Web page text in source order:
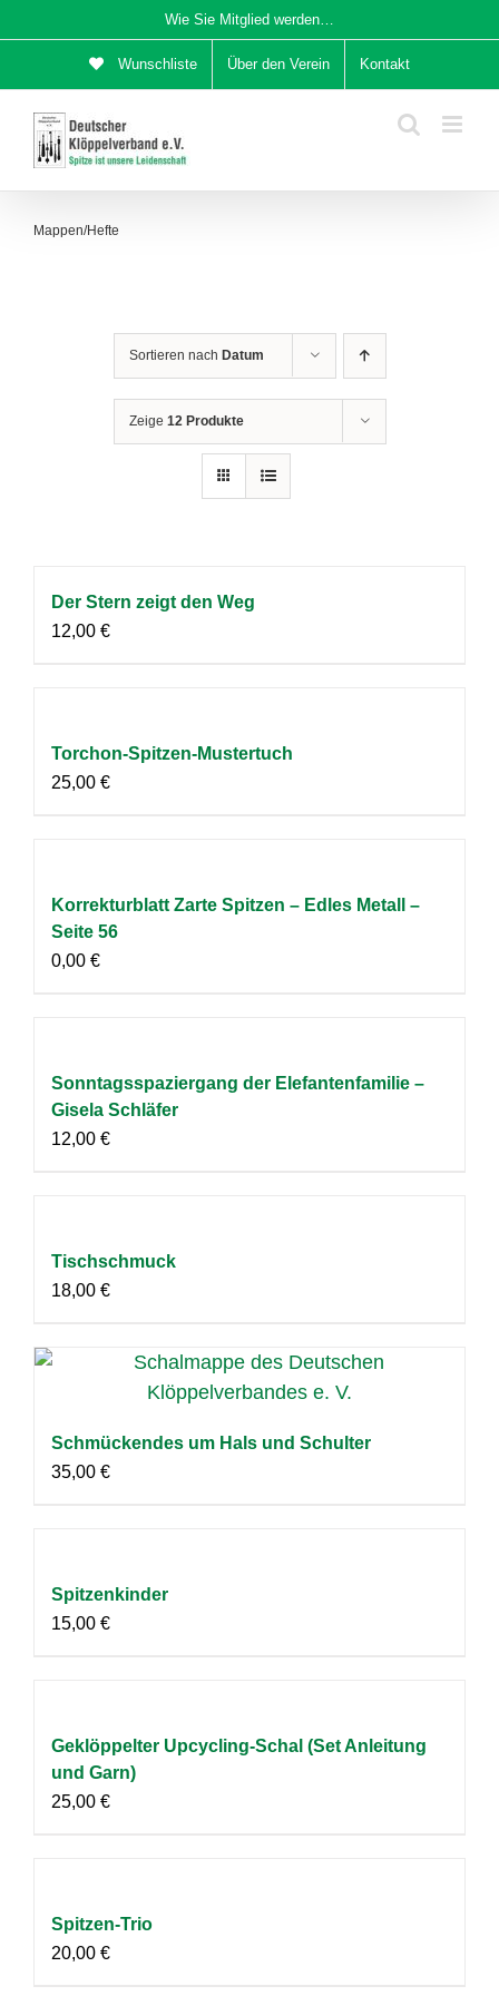
Inhalt
Wie Sie Mitglied werden…
Wunschliste Über den Verein Kontakt
Mappen/Hefte
Sortieren nach Datum
Zeige 12 Produkte
Der Stern zeigt den Weg
12,00 €
Torchon-Spitzen-Mustertuch
25,00 €
Korrekturblatt Zarte Spitzen – Edles Metall –
Seite 56
0,00 €
Sonntagsspaziergang der Elefantenfamilie –
Gisela Schläfer
12,00 €
Tischschmuck
18,00 €
Schmückendes um Hals und Schulter
35,00 €
Spitzenkinder
15,00 €
Geklöppelter Upcycling-Schal (Set Anleitung
und Garn)
25,00 €
Spitzen-Trio
20,00 €